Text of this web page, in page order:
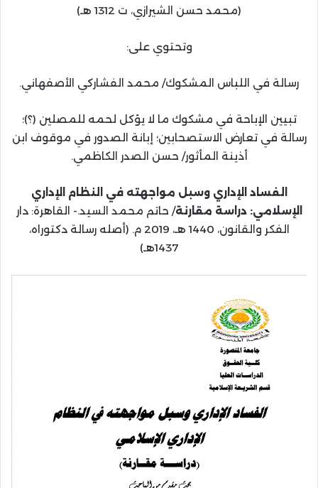
(محمد حسن الشيرازي، ت 1312 هـ)
وتحتوي على:
رسالة في اللباس المشكوك/ محمد الفشاركي الأصفهاني.
تبيين الإباحة في مشكوك ما لا يؤكل لحمه للمصلين (؟)؛
رسالة في تعارض الاستصحابين؛ إبانة الصدور في موقوف ابن
أذينة المأثور/ حسن الصدر الكاظمي.
الفساد الإداري وسبل مواجهته في النظام الإداري
الإسلامي: دراسة مقارنة/ حاتم محمد السيد.- القاهرة: دار
الفكر والقانون، 1440 هـ، 2019 م. (أصله رسالة دكتوراه،
1437هـ)